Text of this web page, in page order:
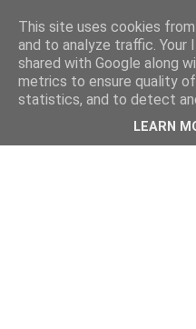
This site uses cookies
and to analyze traffic. Your
shared with Google along
metrics to ensure quality
statistics, and to detect
LEARN